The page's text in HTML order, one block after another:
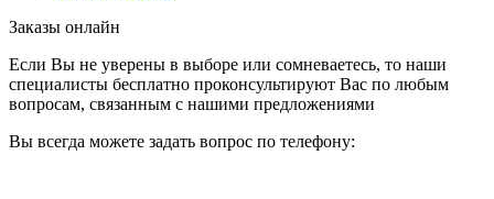
Заказы онлайн
Если Вы не уверены в выборе или сомневаетесь, то наши
специалисты бесплатно проконсультируют Вас по любым
вопросам, связанным с нашими предложениями
Вы всегда можете задать вопрос по телефону: